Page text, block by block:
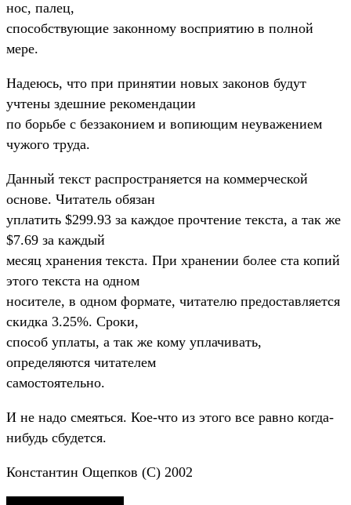
нос, палец,
способствующие законному восприятию в полной
мере.
Hадеюсь, что при принятии новых законов будут
учтены здешние рекомендации
по борьбе с беззаконием и вопиющим неуважением
чужого труда.
Данный текст распространяется на коммерческой
основе. Читатель обязан
уплатить $299.93 за каждое прочтение текста, а так же
$7.69 за каждый
месяц хранения текста. При хранении более ста копий
этого текста на одном
носителе, в одном формате, читателю предоставляется
скидка 3.25%. Сроки,
способ уплаты, а так же кому уплачивать,
определяются читателем
самостоятельно.
И не надо смеяться. Кое-что из этого все равно когда-
нибудь сбудется.
Константин Ощепков (C) 2002